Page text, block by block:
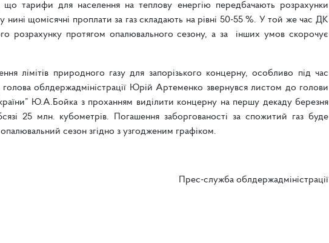
тарифи для населення на теплову енергію передбачають розрахунки
нині щомісячні проплати за газ складають на рівні 50-55 %. У той же час ДК
розрахунку протягом опалювального сезону, а за інших умов скорочує
лімітів природного газу для запорізького концерну, особливо під час
облдержадміністрації Юрій Артеменко звернувся листом до голови
Ю.А.Бойка з проханням виділити концерну на першу декаду березня
25 млн. кубометрів. Погашення заборгованості за спожитий газ буде
сезон згідно з узгодженим графіком.
Прес-служба облдержадміністрації